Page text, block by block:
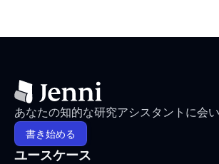
あなたの知的な研究アシスタントに会
書き始める
ユースケース